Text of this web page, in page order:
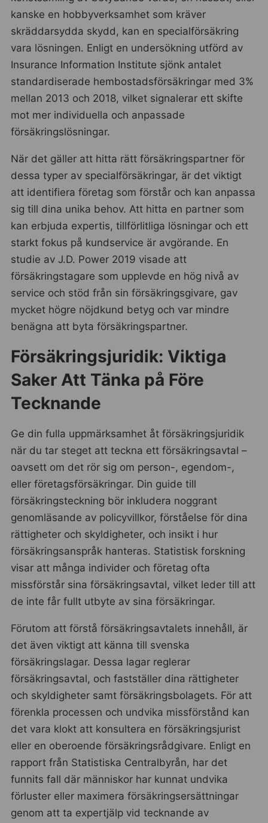
kanske en hobbyverksamhet som kräver
skräddarsydda skydd, kan en specialförsäkring
vara lösningen. Enligt en undersökning utförd av
Insurance Information Institute sjönk antalet
standardiserade hembostadsförsäkringar med 3%
mellan 2013 och 2018, vilket signalerar ett skifte
mot mer individuella och anpassade
försäkringslösningar.
När det gäller att hitta rätt försäkringspartner för
dessa typer av specialförsäkringar, är det viktigt
att identifiera företag som förstår och kan anpassa
sig till dina unika behov. Att hitta en partner som
kan erbjuda expertis, tillförlitliga lösningar och ett
starkt fokus på kundservice är avgörande. En
studie av J.D. Power 2019 visade att
försäkringstagare som upplevde en hög nivå av
service och stöd från sin försäkringsgivare, gav
mycket högre nöjdkund betyg och var mindre
benägna att byta försäkringspartner.
Försäkringsjuridik: Viktiga
Saker Att Tänka på Före
Tecknande
Ge din fulla uppmärksamhet åt försäkringsjuridik
när du tar steget att teckna ett försäkringsavtal –
oavsett om det rör sig om person-, egendom-,
eller företagsförsäkringar. Din guide till
försäkringsteckning bör inkludera noggrant
genomläsande av policyvillkor, förståelse för dina
rättigheter och skyldigheter, och insikt i hur
försäkringsanspråk hanteras. Statistisk forskning
visar att många individer och företag ofta
missförstår sina försäkringsavtal, vilket leder till att
de inte får fullt utbyte av sina försäkringar.
Förutom att förstå försäkringsavtalets innehåll, är
det även viktigt att känna till svenska
försäkringslagar. Dessa lagar reglerar
försäkringsavtal, och fastställer dina rättigheter
och skyldigheter samt försäkringsbolagets. För att
förenkla processen och undvika missförstånd kan
det vara klokt att konsultera en försäkringsjurist
eller en oberoende försäkringsrådgivare. Enligt en
rapport från Statistiska Centralbyrån, har det
funnits fall där människor har kunnat undvika
förluster eller maximera försäkringsersättningar
genom att ta expertjälp vid tecknande av